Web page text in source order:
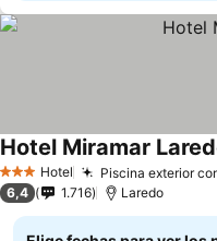
3 Estrellas
Hotel Piscina exterior
Hotel Miramar
6,4 1.716 Laredo